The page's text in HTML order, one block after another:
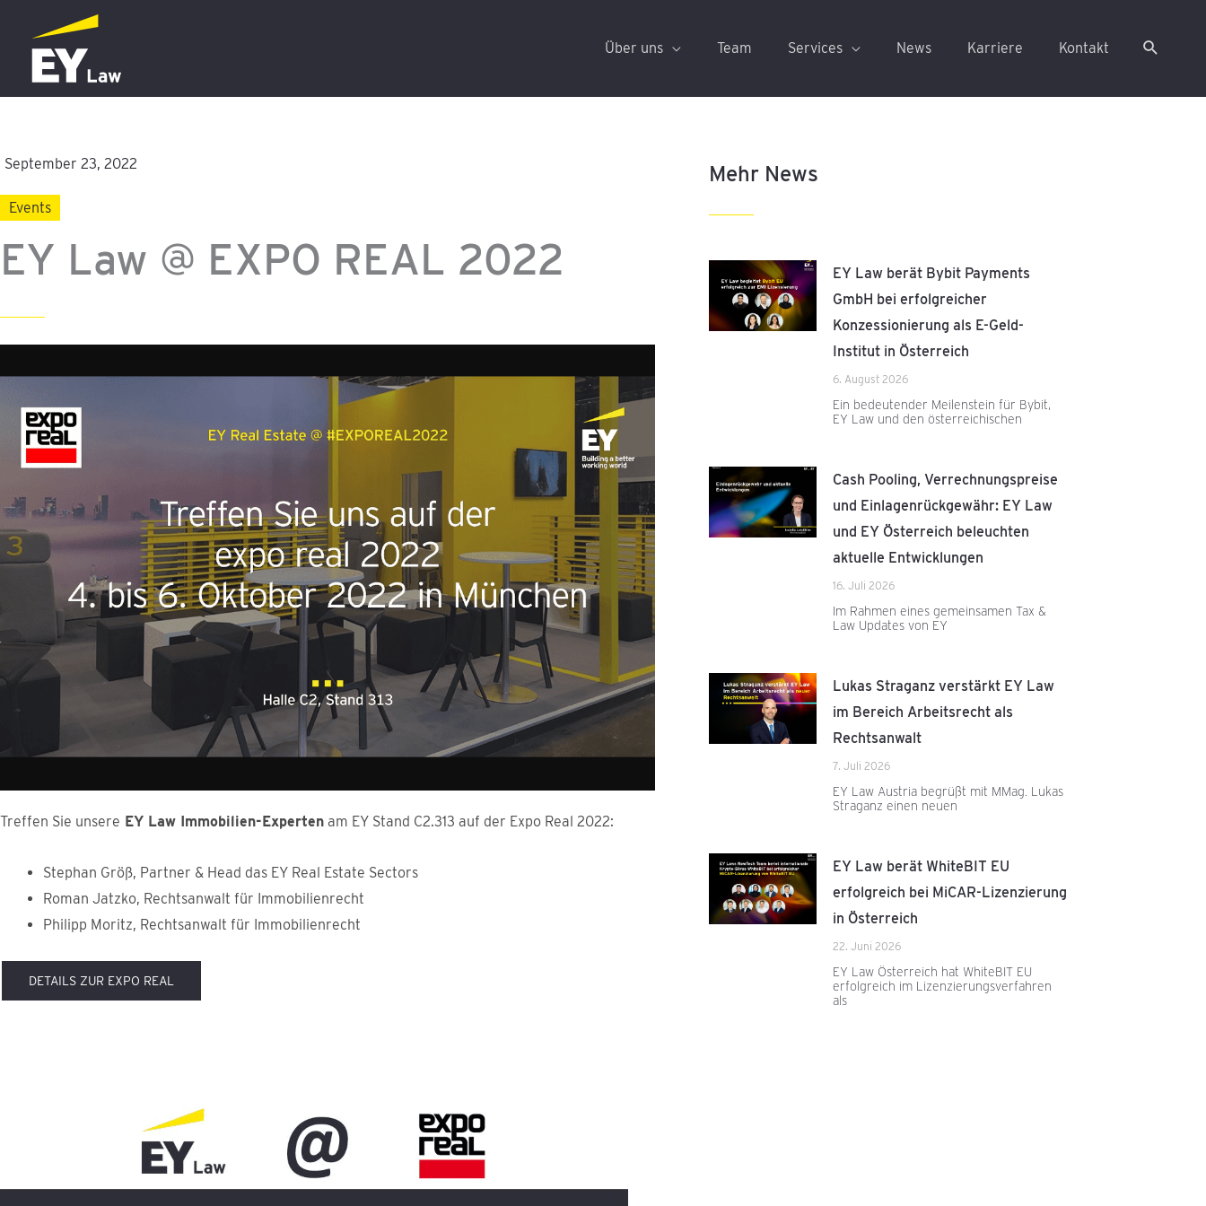
Inhalt
springen
Über uns Team Services News Karriere Kontakt
September 23, 2022
Events
EY Law @ EXPO REAL 2022
Treffen Sie unsere EY Law Immobilien-Experten am EY Stand C2.313 auf der Expo Real 2022:
Stephan Größ, Partner & Head das EY Real Estate Sectors
Roman Jatzko, Rechtsanwalt für Immobilienrecht
Philipp Moritz, Rechtsanwalt für Immobilienrecht
DETAILS ZUR EXPO REAL
Mehr News
EY Law berät Bybit Payments
GmbH bei erfolgreicher
Konzessionierung als E-Geld-
Institut in Österreich
6. August 2026
Ein bedeutender Meilenstein für Bybit,
EY Law und den österreichischen
Cash Pooling, Verrechnungspreise
und Einlagenrückgewähr: EY Law
und EY Österreich beleuchten
aktuelle Entwicklungen
16. Juli 2026
Im Rahmen eines gemeinsamen Tax &
Law Updates von EY
Lukas Straganz verstärkt EY Law
im Bereich Arbeitsrecht als
Rechtsanwalt
7. Juli 2026
EY Law Austria begrüßt mit MMag. Lukas
Straganz einen neuen
EY Law berät WhiteBIT EU
erfolgreich bei MiCAR-Lizenzierung
in Österreich
22. Juni 2026
EY Law Österreich hat WhiteBIT EU
erfolgreich im Lizenzierungsverfahren
als